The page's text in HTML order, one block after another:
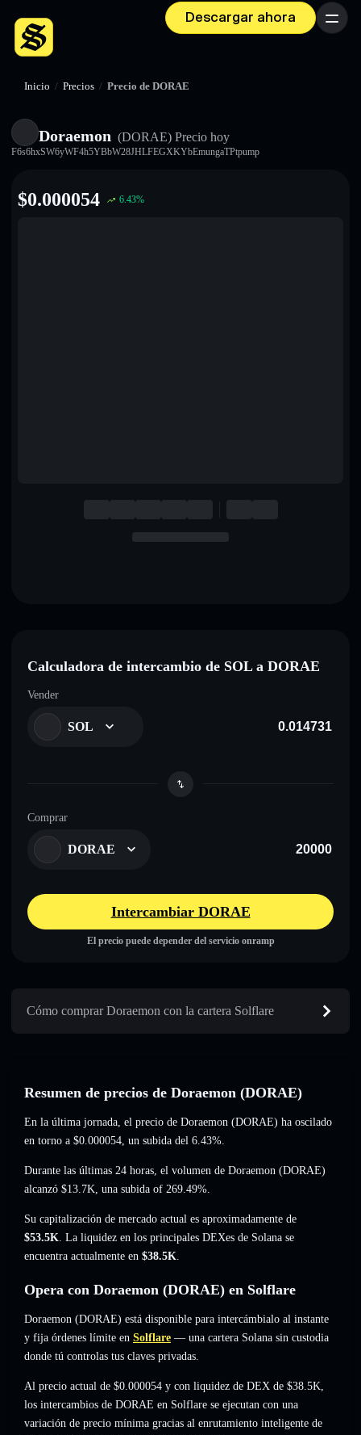
Descargar ahora Menú
Inicio / Precios / Precio de DORAE
Doraemon (DORAE) Precio hoy
F6s6hxSW6yWF4h5YBbW28JHLFEGXKYbEmungaTPtpump
$0.000054 6.43%
Calculadora de intercambio de SOL a DORAE
Vender
SOL
Comprar
DORAE
Intercambiar DORAE
El precio puede depender del servicio onramp
Cómo comprar Doraemon con la cartera Solflare
Resumen de precios de Doraemon (DORAE)
En la última jornada, el precio de Doraemon (DORAE) ha oscilado
en torno a $0.000054, un subida del 6.43%.
Durante las últimas 24 horas, el volumen de Doraemon (DORAE)
alcanzó $13.7K, una subida of 269.49%.
Su capitalización de mercado actual es aproximadamente de
$53.5K. La liquidez en los principales DEXes de Solana se
encuentra actualmente en $38.5K.
Opera con Doraemon (DORAE) en Solflare
Doraemon (DORAE) está disponible para intercámbialo al instante
y fija órdenes límite en Solflare — una cartera Solana sin custodia
donde tú controlas tus claves privadas.
Al precio actual de $0.000054 y con liquidez de DEX de $38.5K,
los intercambios de DORAE en Solflare se ejecutan con una
variación de precio mínima gracias al enrutamiento inteligente de